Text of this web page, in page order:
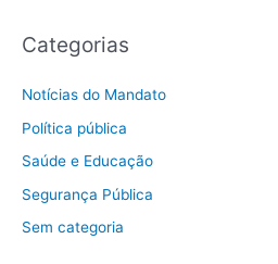
Categorias
Notícias do Mandato
Política pública
Saúde e Educação
Segurança Pública
Sem categoria